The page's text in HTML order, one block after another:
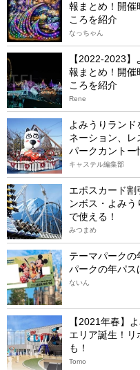
報まとめ！開催
ころを紹介
なっちゃん
【2022-2023
報まとめ！開催
ころを紹介
Rene
よみうりランド
ネーション、
パークカント
キャステル編集部
エポスカード
ンボス・よみ
で使える！
みつまめ
テーマパーク
パークの年パス
ないん
【2021年春】
エリア誕生！リ
も！
Tomo